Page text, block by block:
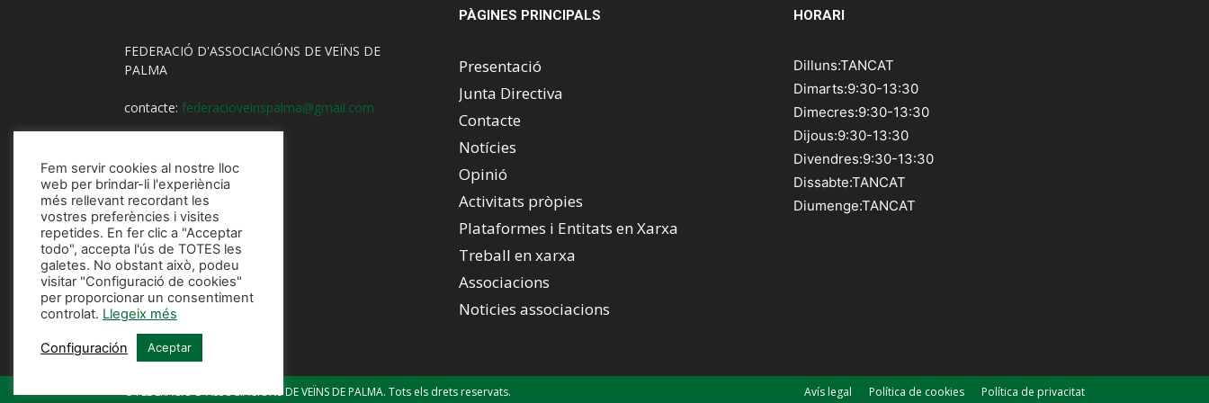
FEDERACIÓ D'ASSOCIACIÓNS DE VEÏNS DE
PALMA
contacte: federacioveinspalma@gmail.com
PÀGINES PRINCIPALS
Presentació
Junta Directiva
Contacte
Notícies
Opinió
Activitats pròpies
Plataformes i Entitats en Xarxa
Treball en xarxa
Associacions
Noticies associacions
HORARI
Dilluns:TANCAT
Dimarts:9:30-13:30
Dimecres:9:30-13:30
Dijous:9:30-13:30
Divendres:9:30-13:30
Dissabte:TANCAT
Diumenge:TANCAT
Avís legal Política de cookies Política de privacitat
© FEDERACIÓ D'ASSOCIACIÓNS DE VEÏNS DE PALMA. Tots els drets reservats.
Fem servir cookies al nostre lloc
web per brindar-li l'experiència
més rellevant recordant les
vostres preferències i visites
repetides. En fer clic a "Acceptar
todo", accepta l'ús de TOTES les
galetes. No obstant això, podeu
visitar "Configuració de cookies"
per proporcionar un consentiment
controlat. Llegeix més
Configuración Aceptar